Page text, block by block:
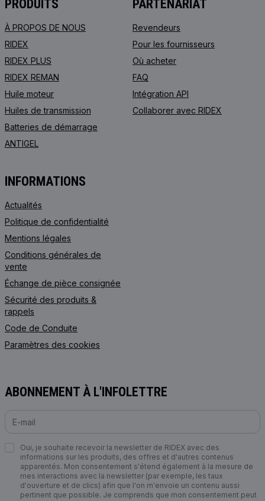
PRODUITS
À PROPOS DE NOUS
RIDEX
RIDEX PLUS
RIDEX REMAN
Huile moteur
Huiles de transmission
Batteries de démarrage
ANTIGEL
PARTENARIAT
Revendeurs
Pour les fournisseurs
Où acheter
FAQ
Intégration API
Collaborer avec RIDEX
INFORMATIONS
Actualités
Politique de confidentialité
Mentions légales
Conditions générales de
vente
Échange de pièce consignée
Sécurité des produits &
rappels
Code de Сonduite
Paramètres des cookies
ABONNEMENT À L'INFOLETTRE
Oui, je souhaite recevoir la newsletter de RIDEX avec des
informations sur les produits, des offres et d'autres contenus
apparentés. Mon consentement s'étend également à la mesure de
mes interactions avec la newsletter (par exemple, les taux
d'ouverture et de clics) afin que l'on m'envoie un contenu aussi
pertinent que possible. Je comprends que mon consentement peut